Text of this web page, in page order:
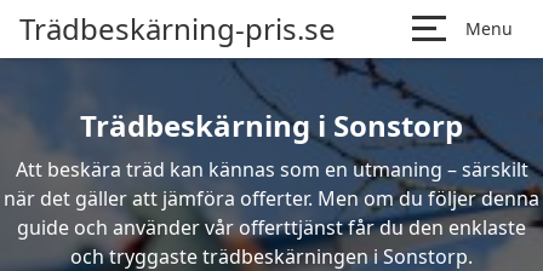
Trädbeskärning-pris.se Menu
Trädbeskärning i Sonstorp
Att beskära träd kan kännas som en utmaning – särskilt
när det gäller att jämföra offerter. Men om du följer denna
guide och använder vår offerttjänst får du den enklaste
och tryggaste trädbeskärningen i Sonstorp.